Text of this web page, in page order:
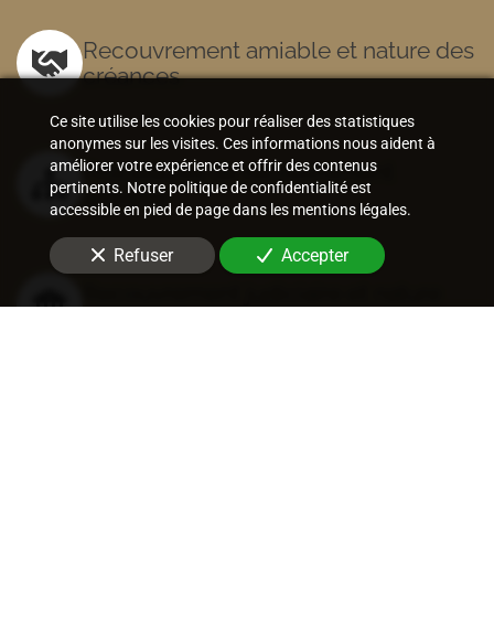
Recouvrement amiable et nature des
créances
Procédures de recouvrement
amiable
Ce site utilise les cookies pour réaliser des statistiques
anonymes sur les visites. Ces informations nous aident à
améliorer votre expérience et offrir des contenus
pertinents. Notre politique de confidentialité est
accessible en pied de page dans les mentions légales.
Refuser Accepter